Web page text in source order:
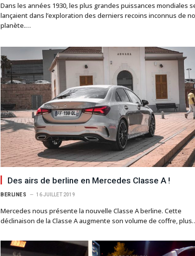
Dans les années 1930, les plus grandes puissances mondiales
lançaient dans l’exploration des derniers recoins inconnus de
planète.…
Des airs de berline en Mercedes Classe A !
BERLINES 16 JUILLET 2019
Mercedes nous présente la nouvelle Classe A berline. Cette
déclinaison de la Classe A augmente son volume de coffre,